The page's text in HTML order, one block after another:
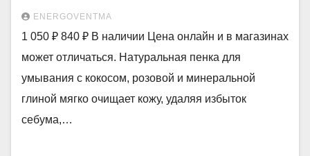
ENERGOVENTMA
1 050 ₽ 840 ₽ В наличии Цена онлайн и в магазинах
может отличаться. Натуральная пенка для
умывания с кокосом, розовой и минеральной
глиной мягко очищает кожу, удаляя избыток
себума,…